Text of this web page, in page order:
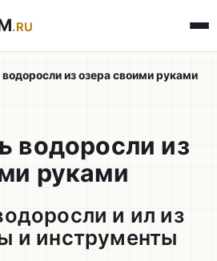
.RU
из озера своими руками
водоросли из
руками
и ил из
и инструменты